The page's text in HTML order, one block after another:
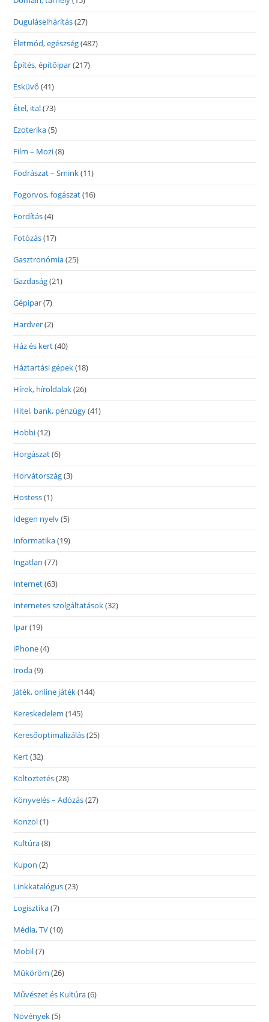
Duguláselhárítás(27)
Életmód, egészség(487)
Építés, építőipar(217)
Esküvő (41)
Étel, ital(73)
Ezoterika(5)
Film – Mozi(8)
Fodrászat – Smink(11)
Fogorvos, fogászat(16)
Fordítás(4)
Fotózás(17)
Gasztronómia(25)
Gazdaság(21)
Gépipar(7)
Hardver(2)
Ház és kert(40)
Háztartási gépek(18)
Hírek, híroldalak(26)
Hitel, bank, pénzügy(41)
Hobbi(12)
Horgászat(6)
Horvátország(3)
Hostess(1)
Idegen nyelv(5)
Informatika(19)
Ingatlan (77)
Internet(63)
Internetes szolgáltatások(32)
Ipar(19)
iPhone(4)
Iroda(9)
Játék, online játék(144)
Kereskedelem (145)
Keresőoptimalizálás(25)
Kert(32)
Költöztetés(28)
Könyvelés – Adózás(27)
Konzol(1)
Kultúra(8)
Kupon (2)
Linkkatalógus(23)
Logisztika(7)
Média, TV(10)
Mobil(7)
Műköröm (26)
Művészet és Kultúra(6)
Növények(5)